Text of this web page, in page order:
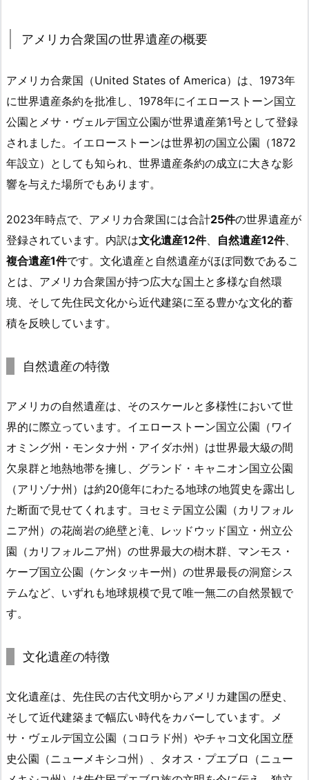
アメリカ合衆国の世界遺産の概要
アメリカ合衆国（United States of America）は、1973年
に世界遺産条約を批准し、1978年にイエローストーン国立
公園とメサ・ヴェルデ国立公園が世界遺産第1号として登録
されました。イエローストーンは世界初の国立公園（1872
年設立）としても知られ、世界遺産条約の成立に大きな影
響を与えた場所でもあります。
2023年時点で、アメリカ合衆国には合計25件の世界遺産が
登録されています。内訳は文化遺産12件、 自然遺産12件、
複合遺産1件です。文化遺産と自然遺産がほぼ同数であるこ
とは、アメリカ合衆国が持つ広大な国土と多様な自然環
境、そして先住民文化から近代建築に至る豊かな文化的蓄
積を反映しています。
自然遺産の特徴
アメリカの自然遺産は、そのスケールと多様性において世
界的に際立っています。イエローストーン国立公園（ワイ
オミング州・モンタナ州・アイダホ州）は世界最大級の間
欠泉群と地熱地帯を擁し、グランド・キャニオン国立公園
（アリゾナ州）は約20億年にわたる地球の地質史を露出し
た断面で見せてくれます。ヨセミテ国立公園（カリフォル
ニア州）の花崗岩の絶壁と滝、レッドウッド国立・州立公
園（カリフォルニア州）の世界最大の樹木群、マンモス・
ケーブ国立公園（ケンタッキー州）の世界最長の洞窟シス
テムなど、いずれも地球規模で見て唯一無二の自然景観で
す。
文化遺産の特徴
文化遺産は、先住民の古代文明からアメリカ建国の歴史、
そして近代建築まで幅広い時代をカバーしています。メ
サ・ヴェルデ国立公園（コロラド州）やチャコ文化国立歴
史公園（ニューメキシコ州）、タオス・プエブロ（ニュー